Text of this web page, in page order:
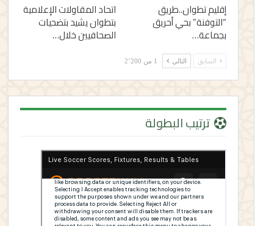
إقليم تطوان..طريق
“التوفنة” بحي أحريق
بجماعة…
اتحاد المقاولات الإعلامية
بتطوان يشيد بتضحيات
الصحافيين خلال…
السابق التالي 1 من 2٬200
ترتيب البطولة